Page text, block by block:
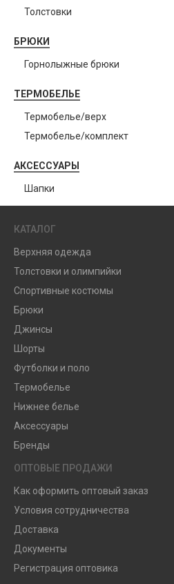
Толстовки
БРЮКИ
Горнолыжные брюки
ТЕРМОБЕЛЬЕ
Термобелье/верх
Термобелье/комплект
АКСЕССУАРЫ
Шапки
КАТАЛОГ
Верхняя одежда
Толстовки и олимпийки
Спортивные костюмы
Брюки
Джинсы
Шорты
Футболки и поло
Термобелье
Нижнее белье
Аксессуары
Бренды
ОПТОВЫЕ ПРОДАЖИ
Как оформить оптовый заказ
Условия сотрудничества
Доставка
Документы
Регистрация оптовика